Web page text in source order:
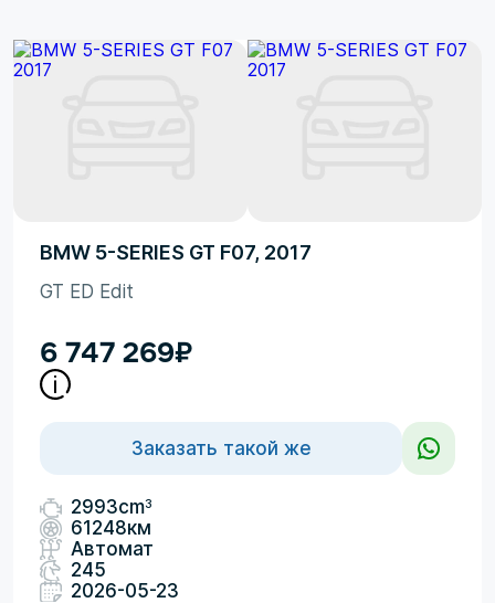
BMW 5-SERIES GT F07, 2017
GT ED Edit
6 747 269₽
Заказать такой же
2993cm3
61248км
Автомат
245
2026-05-23